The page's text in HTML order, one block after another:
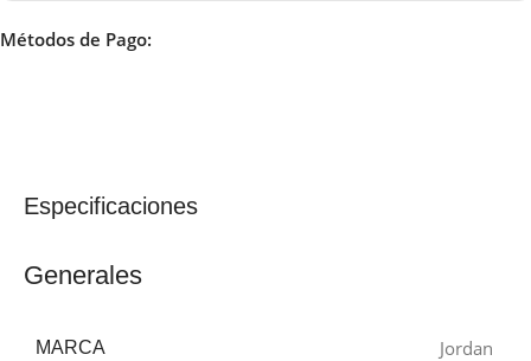
Métodos de Pago:
Especificaciones
Generales
MARCA Jordan